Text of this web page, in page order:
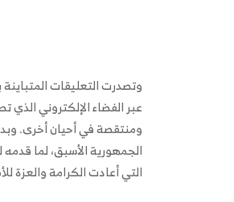
وتصدرت التعليقات
عبر الفضاء الإلكتروني
ومنتقصة في أحيان أخرى.
الجمهورية الأسبق، لما
التي أعادت الكرامة والعزة